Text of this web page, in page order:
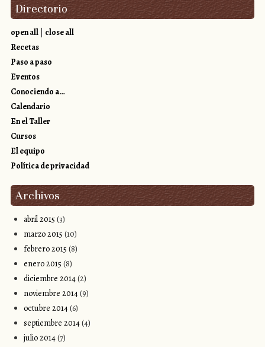
Directorio
open all| close all
Recetas
Paso a paso
Eventos
Conociendo a…
Calendario
En el Taller
Cursos
El equipo
Política de privacidad
Archivos
abril 2015 (3)
marzo 2015 (10)
febrero 2015 (8)
enero 2015 (8)
diciembre 2014(2)
noviembre 2014(9)
octubre 2014(6)
septiembre 2014(4)
julio 2014(7)